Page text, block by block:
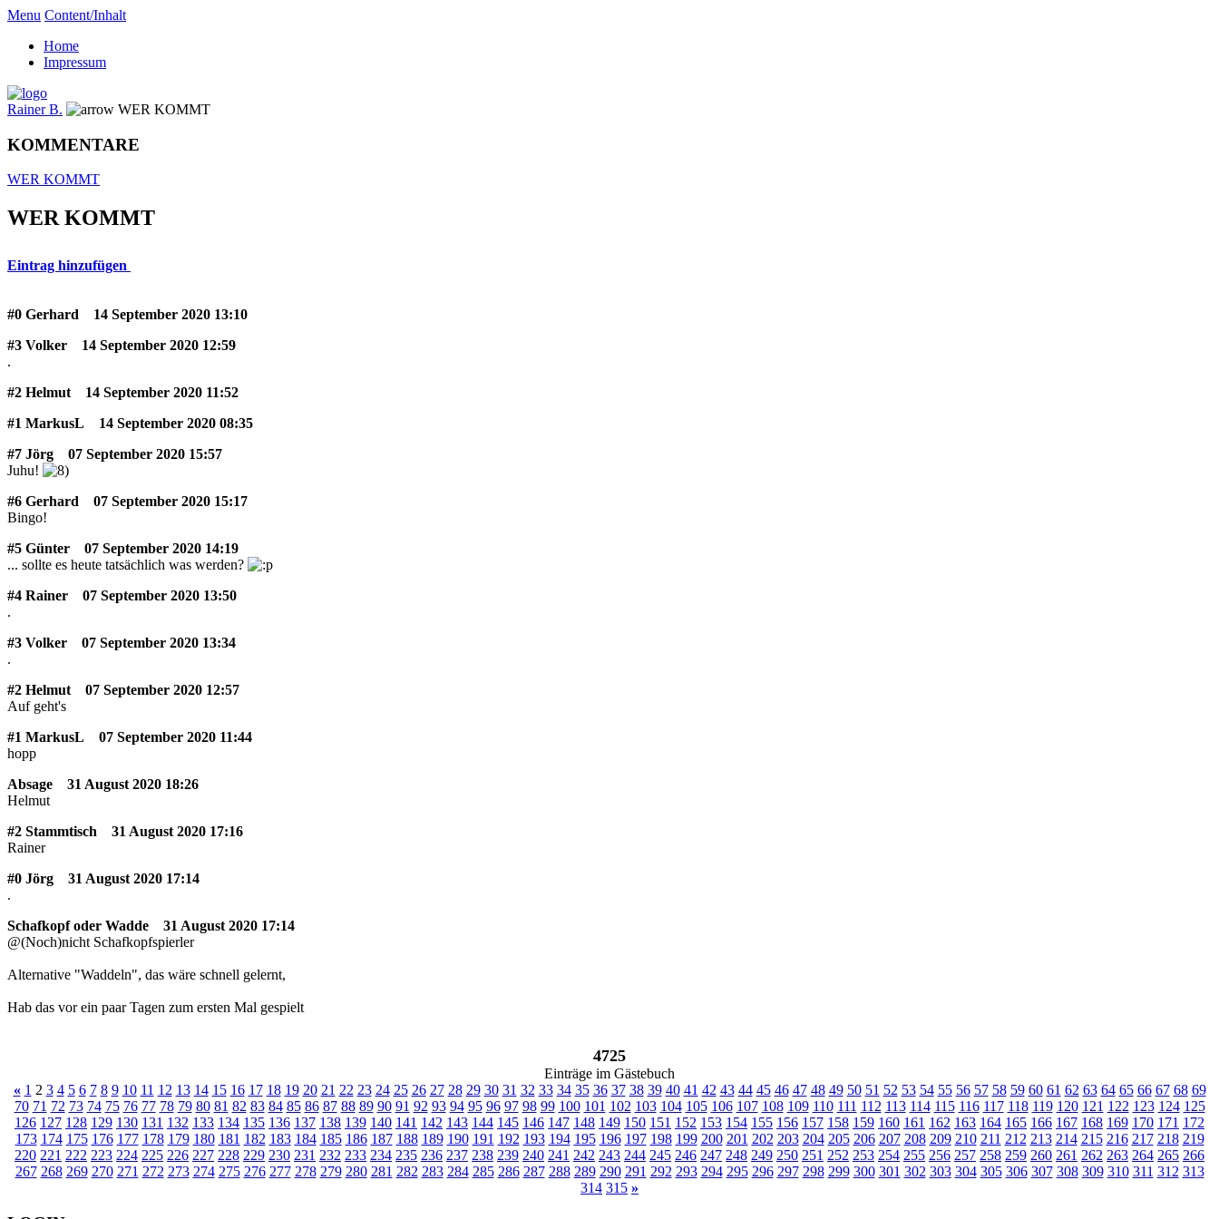
Menu Content/Inhalt
Home
Impressum
Rainer B. WER KOMMT
KOMMENTARE
WER KOMMT
WER KOMMT
Eintrag hinzufügen
#0 Gerhard
14 September 2020 13:10
#3 Volker
14 September 2020 12:59
.
#2 Helmut
14 September 2020 11:52
#1 MarkusL
14 September 2020 08:35
#7 Jörg
07 September 2020 15:57
Juhu!
#6 Gerhard
07 September 2020 15:17
Bingo!
#5 Günter
07 September 2020 14:19
... sollte es heute tatsächlich was werden?
#4 Rainer
07 September 2020 13:50
.
#3 Volker
07 September 2020 13:34
.
#2 Helmut
07 September 2020 12:57
Auf geht's
#1 MarkusL
07 September 2020 11:44
hopp
Absage
31 August 2020 18:26
Helmut
#2 Stammtisch
31 August 2020 17:16
Rainer
#0 Jörg
31 August 2020 17:14
.
Schafkopf oder Wadde
31 August 2020 17:14
@(Noch)nicht Schafkopfspierler
Alternative "Waddeln", das wäre schnell gelernt,
Hab das vor ein paar Tagen zum ersten Mal gespielt
4725
Einträge im Gästebuch
« 1 2 3 4 5 6 7 8 9 10 11 12 13 14 15 16 17 18 19 20 21 22 23 24 25 26 27 28 29 30 31 32 33 34 35 36 37 38 39 40 41 42 43 44 45 46 47 48 49 50 51 52 53 54 55 56 57 58 59 60 61 62 63 64 65 66 67 68 69
70 71 72 73 74 75 76 77 78 79 80 81 82 83 84 85 86 87 88 89 90 91 92 93 94 95 96 97 98 99 100 101 102 103 104 105 106 107 108 109 110 111 112 113 114 115 116 117 118 119 120 121 122 123 124 125
126 127 128 129 130 131 132 133 134 135 136 137 138 139 140 141 142 143 144 145 146 147 148 149 150 151 152 153 154 155 156 157 158 159 160 161 162 163 164 165 166 167 168 169 170 171 172
173 174 175 176 177 178 179 180 181 182 183 184 185 186 187 188 189 190 191 192 193 194 195 196 197 198 199 200 201 202 203 204 205 206 207 208 209 210 211 212 213 214 215 216 217 218 219
220 221 222 223 224 225 226 227 228 229 230 231 232 233 234 235 236 237 238 239 240 241 242 243 244 245 246 247 248 249 250 251 252 253 254 255 256 257 258 259 260 261 262 263 264 265 266
267 268 269 270 271 272 273 274 275 276 277 278 279 280 281 282 283 284 285 286 287 288 289 290 291 292 293 294 295 296 297 298 299 300 301 302 303 304 305 306 307 308 309 310 311 312 313
314 315 »